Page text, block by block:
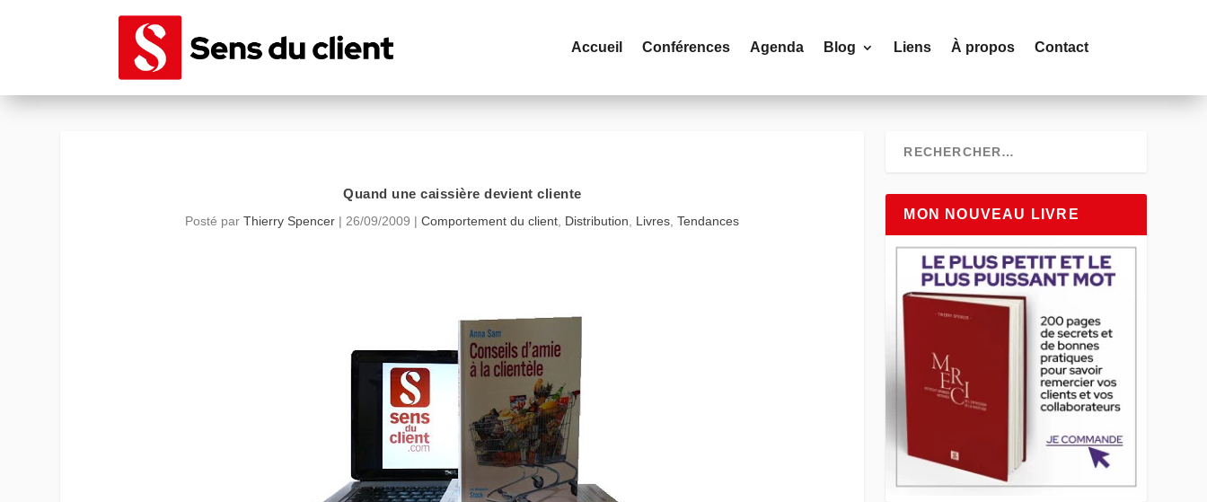
Accueil Conférences Agenda Blog Liens À propos Contact
Quand une caissière devient cliente
Posté parThierry Spencer | 26/09/2009 |Comportement du client Distribution Livres ,Tendances MON NOUVEAU LIVRE